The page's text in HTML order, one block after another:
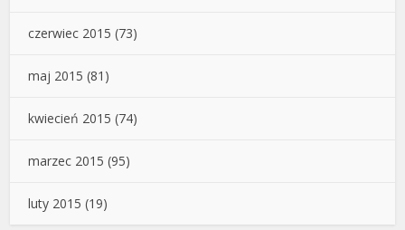
czerwiec 2015 (73)
maj 2015 (81)
kwiecień 2015 (74)
marzec 2015 (95)
luty 2015 (19)